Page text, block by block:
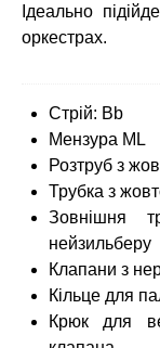
Ідеально
оркестрах.
Стрій: Bb
Мензура ML
Розтруб з
Трубка з
Зовнішня
нейзильберу
Клапани з
Кільце для
Крюк для